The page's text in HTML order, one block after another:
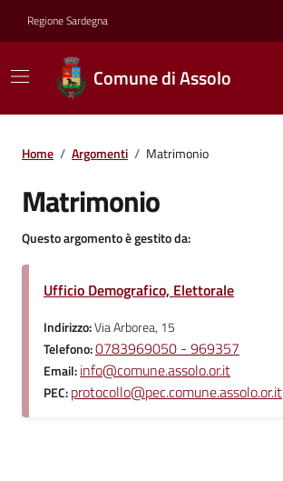
Regione Sardegna
Comune di Assolo
Home / Argomenti / Matrimonio
Matrimonio
Questo argomento è gestito da:
Ufficio Demografico, Elettorale
Indirizzo:Via Arborea, 15
Telefono:0783969050 - 969357
Email:info@comune.assolo.or.it
PEC:protocollo@pec.comune.assolo.or.it